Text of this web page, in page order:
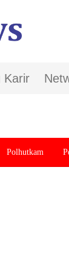
Karir
Polhutkam